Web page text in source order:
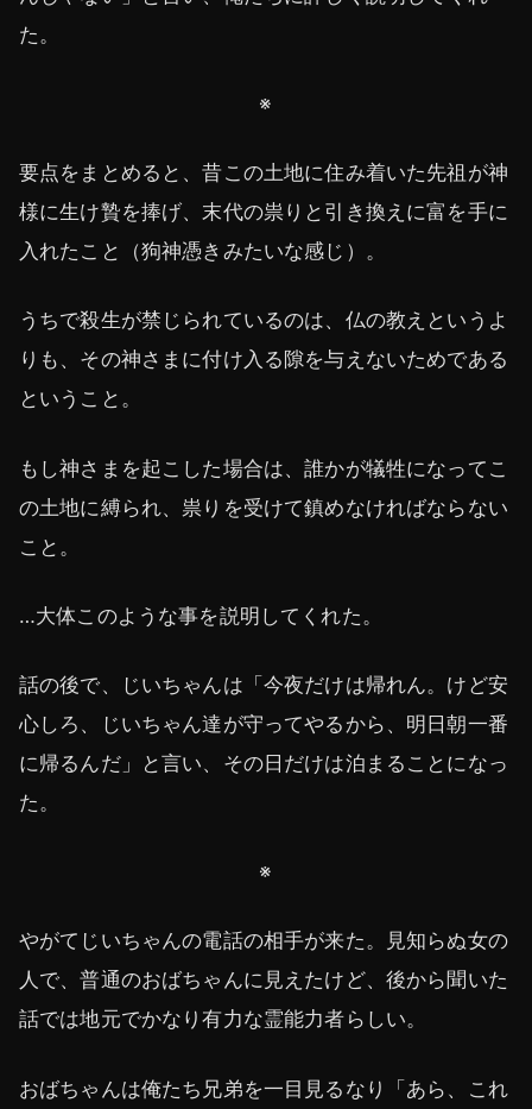
た。
※
要点をまとめると、昔この土地に住み着いた先祖が神
様に生け贄を捧げ、末代の祟りと引き換えに富を手に
入れたこと（狗神憑きみたいな感じ）。
うちで殺生が禁じられているのは、仏の教えというよ
りも、その神さまに付け入る隙を与えないためである
ということ。
もし神さまを起こした場合は、誰かが犠牲になってこ
の土地に縛られ、祟りを受けて鎮めなければならない
こと。
…大体このような事を説明してくれた。
話の後で、じいちゃんは「今夜だけは帰れん。けど安
心しろ、じいちゃん達が守ってやるから、明日朝一番
に帰るんだ」と言い、その日だけは泊まることになっ
た。
※
やがてじいちゃんの電話の相手が来た。見知らぬ女の
人で、普通のおばちゃんに見えたけど、後から聞いた
話では地元でかなり有力な霊能力者らしい。
おばちゃんは俺たち兄弟を一目見るなり「あら、これ